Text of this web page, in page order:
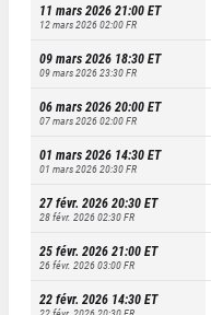
11 mars 2026 21:00ET
12 mars 2026 02:00FR
09 mars 2026 18:30ET
09 mars 2026 23:30FR
06 mars 2026 20:00ET
07 mars 2026 02:00FR
01 mars 2026 14:30ET
01 mars 2026 20:30FR
27 févr. 2026 20:30ET
28 févr. 2026 02:30FR
25 févr. 2026 21:00ET
26 févr. 2026 03:00FR
22 févr. 2026 14:30ET